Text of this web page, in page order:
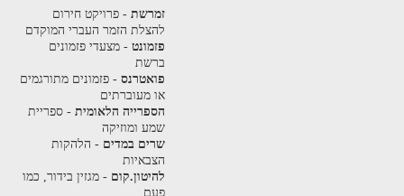
זמרשת- פרויקט חירום
להצלת הזמר העברי המוקדם
פזמונט- מצעדי פזמונים
ברשת
פואטרנס- פזמונים מתורגמים
או מעוברתים
הספרייה הלאומית- ספריית
שמע ומוזיקה
שרים במדים - הלהקות
הצבאיות
להיטון.קום - מגזין בידור, כמו
פעם